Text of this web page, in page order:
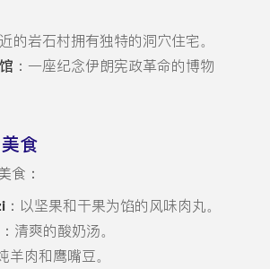
近的岩石村拥有独特的洞穴住宅。
：一座纪念伊朗宪政革命的博物
食
食：
：以坚果和干果为馅的风味肉丸。
：清爽的酸奶汤。
羊肉和鹰嘴豆。